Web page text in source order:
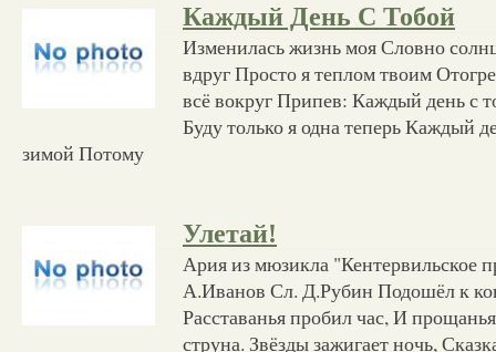
Каждый День С Тобой
Изменилась жизнь моя Словно
вдруг Просто я теплом твоим
всё вокруг Припев: Каждый день с
Буду только я одна теперь Каждый
зимой Потому
Улетай!
Ария из мюзикла "Кентервильское
А.Иванов Сл. Д.Рубин Подошёл к
Расставанья пробил час, И
струна. Звёзды зажигает ночь,